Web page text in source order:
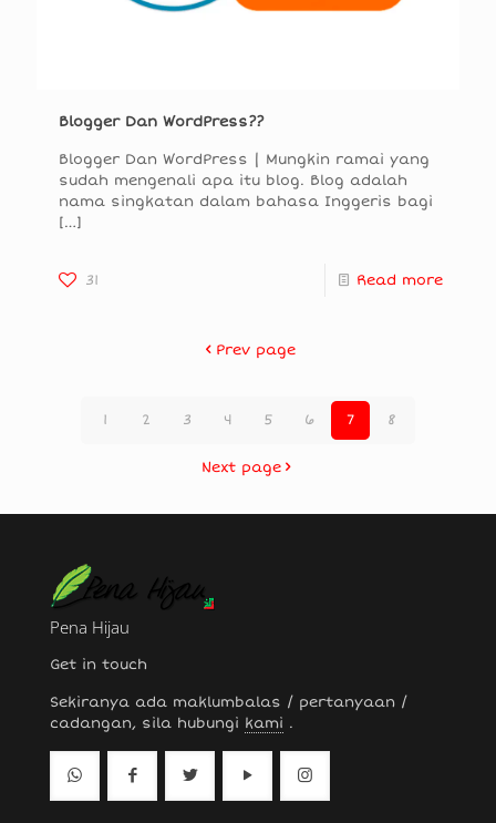
Blogger Dan WordPress??
Blogger Dan WordPress | Mungkin ramai yang
sudah mengenali apa itu blog. Blog adalah
nama singkatan dalam bahasa Inggeris bagi
[…]
31 Read more
Prev page
1 2 3 4 5 6 7 8
Next page
Pena Hijau
Get in touch
Sekiranya ada maklumbalas / pertanyaan /
cadangan, sila hubungi kami .